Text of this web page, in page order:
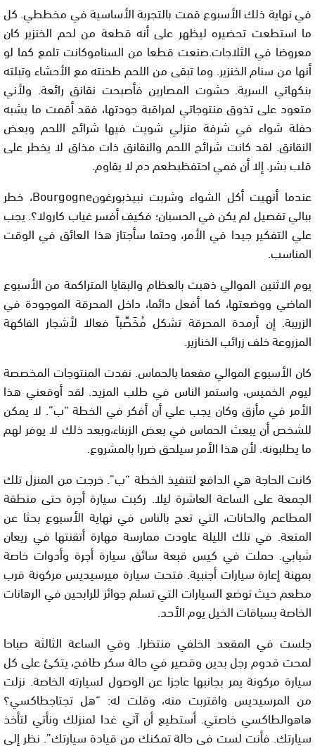
في نهاية ذلك الأسبوع قمت بالتجربة الأساسية في مخططي. كل
ما استطعت تحضيره ليظهر على أنه قطعة من لحم الخنزير كان
معروضا في الثلاجات.صنعت قطعا من السناموكانت تلمع كما لو
أنها من سنام الخنزير. وما تبقى من اللحم طحنته مع الأحشاء وتبلته
بنكهاتي السرية. حشوت المصارين فأصبحت نقانق رائعة. ولأني
متعود على تذوق منتوجاتي لمراقبة جودتها، فقد أقمت ما يشبه
حفلة شواء في شرفة منزلي شويت فيها شرائح اللحم وبعض
النقانق. لقد كانت شرائح اللحم والنقانق ذات مذاق لا يخطر على
قلب بشر. إلا أن فمي احتفظبطعم دم لا يقاوم.
عندما أنهيت أكل الشواء وشربت نبيذبورغونBourgogne، خطر
ببالي تفصيل لم يكن في الحسبان؛ فكيف أفسر غياب كارولا؟. يجب
علي التفكير جيدا في الأمر، وحتما سأجتاز هذا العائق في الوقت
المناسب.
يوم الاثنين الموالي ذهبت بالعظام والبقايا المتراكمة من الأسبوع
الماضي ووضعتها، كما أفعل دائما، داخل المحرقة الموجودة في
الزريبة. إن أرمدة المحرقة تشكل مُخَصِّباً فعالا لأشجار الفاكهة
المزروعة خلف زرائب الخنازير.
كان الأسبوع الموالي مفعما بالحماس. نفدت المنتوجات المخصصة
ليوم الخميس، واستمر الناس في طلب المزيد. لقد أوقعني هذا
الأمر في مأزق وكان يجب علي أن أفكر في الخطة “ب”. لا يمكن
للشخص أن يبعث الحماس في بعض الزبناء،وبعد ذلك لا يوفر لهم
ما يطلبونه. لأن هذا الأمر سيلحق ضررا بالمشروع.
كانت الحاجة هي الدافع لتنفيذ الخطة “ب”. خرجت من المنزل تلك
الجمعة على الساعة العاشرة ليلا. ركبت سيارة أجرة حتى منطقة
المطاعم والحانات، التي تعج بالناس في نهاية الأسبوع بحثا عن
المتعة. في تلك الليلة عاودت ممارسة مهارة أتقنتها في ريعان
شبابي. حملت في كيس قبعة سائق سيارة أجرة وأدوات خاصة
بمهنة إعارة سيارات أجنبية. فتحت سيارة ميرسيديس مركونة قرب
مطعم حيث توضع السيارات التي تسلم جوائز للرابحين في الرهانات
الخاصة بسباقات الخيل يوم الأحد.
جلست في المقعد الخلفي منتظرا. وفي الساعة الثالثة صباحا
لمحت قدوم رجل بدين وقصير في حالة سكر طافح، يتكئ على كل
سيارة مركونة يمر بجانبها عاجزا عن الوصول لسيارته الخاصة. نزلت
من المرسيديس واقتربت منه، وقلت له: “هل تجتاجطاكسي؟
هاهوالطاكسي خاصتي. أستطيع أن آتي غدا لمنزلك ونأتي لتأخذ
سيارتك. فأنت لست في حالة تمكنك من قيادة سيارتك”. نظر إلي